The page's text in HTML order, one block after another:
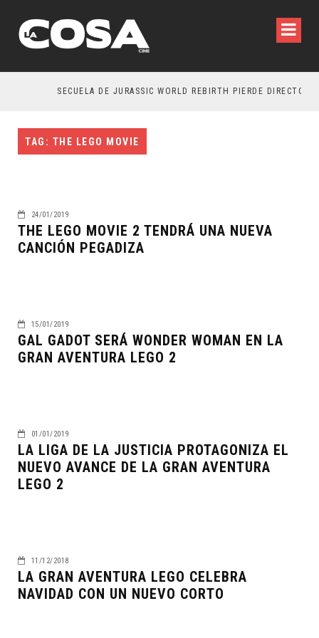
SECUELA DE JURASSIC WORLD REBIRTH PIERDE DIRECTOR
TAG: THE LEGO MOVIE
24/01/2019
THE LEGO MOVIE 2 TENDRÁ UNA NUEVA
CANCIÓN PEGADIZA
15/01/2019
GAL GADOT SERÁ WONDER WOMAN EN LA
GRAN AVENTURA LEGO 2
01/01/2019
LA LIGA DE LA JUSTICIA PROTAGONIZA EL
NUEVO AVANCE DE LA GRAN AVENTURA
LEGO 2
11/12/2018
LA GRAN AVENTURA LEGO CELEBRA
NAVIDAD CON UN NUEVO CORTO